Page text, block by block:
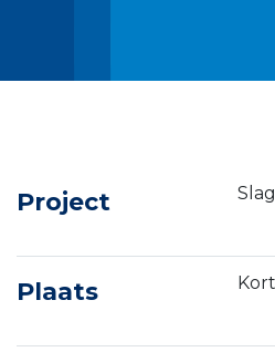
Project
Plaats